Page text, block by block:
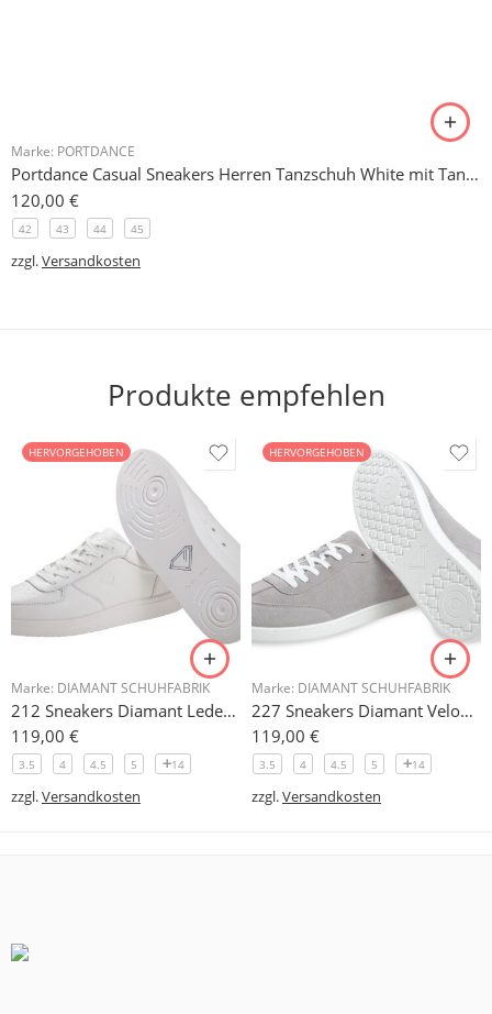
Marke: PORTDANCE
Portdance Casual Sneakers Herren Tanzschuh White mit Tanzsohle
120,00 €
42 43 44 45
zzgl.Versandkosten
Produkte empfehlen
HERVORGEHOBEN
Marke: DIAMANT SCHUHFABRIK
212 Sneakers Diamant Leder weiss, drehfreudige Kunststoffsohle
119,00 €
3.5 4 4.5 5 14
zzgl.Versandkosten
HERVORGEHOBEN
Marke: DIAMANT SCHUHFABRIK
227 Sneakers Diamant Veloursleder hellgrau, drehfreudige Kunststoffsohle
119,00 €
3.5 4 4.5 5 14
zzgl.Versandkosten